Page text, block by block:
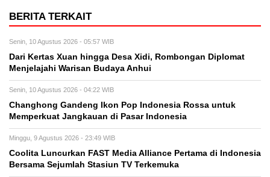
BERITA TERKAIT
Senin, 10 Agustus 2026 - 05:57 WIB
Dari Kertas Xuan hingga Desa Xidi, Rombongan Diplomat
Menjelajahi Warisan Budaya Anhui
Senin, 10 Agustus 2026 - 04:22 WIB
Changhong Gandeng Ikon Pop Indonesia Rossa untuk
Memperkuat Jangkauan di Pasar Indonesia
Minggu, 9 Agustus 2026 - 23:49 WIB
Coolita Luncurkan FAST Media Alliance Pertama di Indonesia
Bersama Sejumlah Stasiun TV Terkemuka